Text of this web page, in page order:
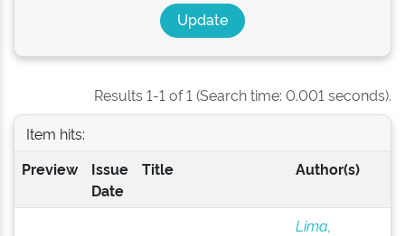
Results 1-1 of 1 (Search time: 0.001 seconds).
Item hits:
Preview
Issue
Date
Title Author(s)
Lima,